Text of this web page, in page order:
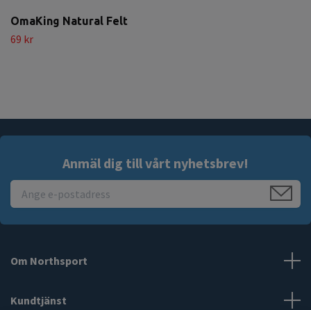
OmaKing Natural Felt
69 kr
Anmäl dig till vårt nyhetsbrev!
Om Northsport
Kundtjänst